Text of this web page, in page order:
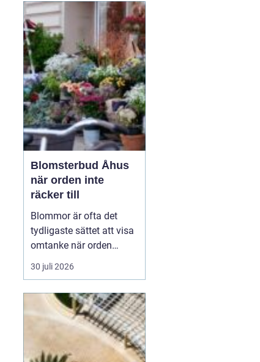
kontorslokaler i Malmö
behöver
väga in läge,
kommunikationer,...
Blomsterbud Åhus
när orden inte
räcker till
Blommor är ofta det
tydligaste sättet att visa
omtanke när orden
känns för små. Ett
genomtänkt
förvandla en vanlig
vardag till något
minnesvärt, eller sätta
den rätta tonen vid livets
30 juli 2026